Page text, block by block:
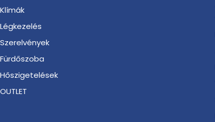
Klímák
Légkezelés
Szerelvények
Fürdőszoba
Hőszigetelések
OUTLET